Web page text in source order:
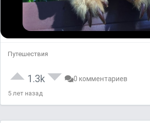
Путешествия
1.3k 0 комментариев
5 лет назад